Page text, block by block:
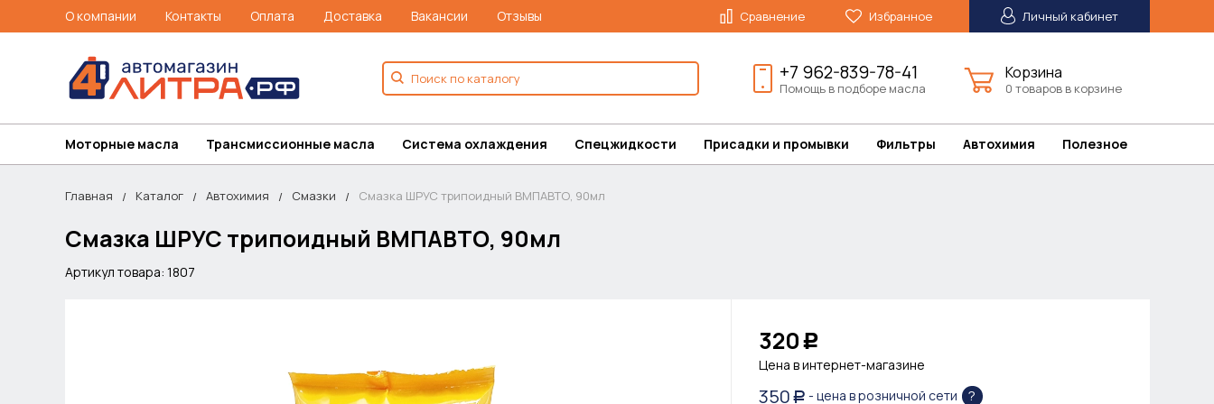
О компании Контакты Оплата Доставка Вакансии Отзывы Сравнение Избранное Личный кабинет
+7 962-839-78-41
Помощь в подборе масла
Корзина
0 товаров в корзине
Моторные масла Трансмиссионные масла Система охлаждения Спецжидкости Присадки и промывки Фильтры Автохимия Полезное
Главная Каталог Автохимия Смазки Смазка ШРУС трипоидный ВМПАВТО, 90мл
Смазка ШРУС трипоидный ВМПАВТО, 90мл
Артикул товара: 1807
320 Р
Цена в интернет-магазине
350 Р - цена в розничной сети ?